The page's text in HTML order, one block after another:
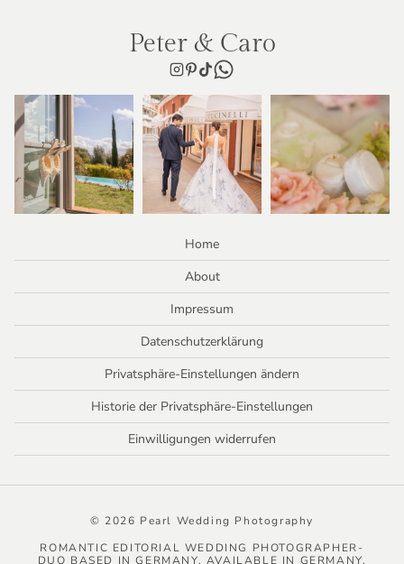
Peter & Caro
Home
About
Impressum
Datenschutzerklärung
Privatsphäre-Einstellungen ändern
Historie der Privatsphäre-Einstellungen
Einwilligungen widerrufen
© 2026 Pearl Wedding Photography
ROMANTIC EDITORIAL WEDDING PHOTOGRAPHER-
DUO BASED IN GERMANY. AVAILABLE IN GERMANY,